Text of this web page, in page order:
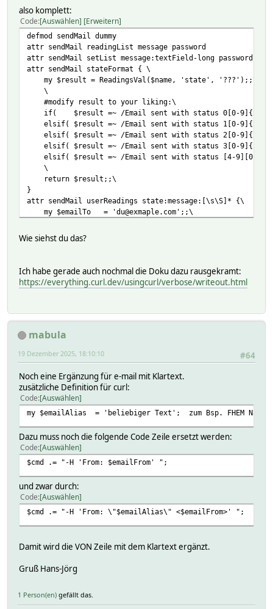
also komplett:
Code Auswählen Erweitern
defmod sendMail dummy
attr sendMail readingList message password
attr sendMail setList message:textField-long password
attr sendMail stateFormat { \
my $result = ReadingsVal($name, 'state', '???');;\
\
#modify result to your liking:\
if( $result =~ /Email sent with status 0[0-9]{2}/
elsif( $result =~ /Email sent with status 1[0-
elsif( $result =~ /Email sent with status 2[0-
elsif( $result =~ /Email sent with status 3[0-
elsif( $result =~ /Email sent with status [4-9][0-
\
return $result;;\
}
attr sendMail userReadings state:message:[\s\S]* {\
my $emailTo = 'du@exmaple.com';;\
my $emailServer = 'mail.your-server.de';;\
my @emailDateArray = split(' ', strftime("%w %d %m %Y
$emailDateArray[0] = (qw[Sun Mon Tue Wed Thu Fri
$emailDateArray[2] = (qw[Jan Feb Mar Apr May Jun Jul
# Passwort aus getKeyValue abrufen\
my ($err, $emailPass) =
return "Error retrieving password: $err";;\
}\
\
my $message = ReadingsVal($name, 'message', '???');;\
my $subject = "$name: FHEM Nachricht";;\
\
if ($message =~ s/
$subject = $1;;\
}\
\
# Empfänger extrahieren und aus der Nachricht
if ($message =~ s/(?:To|An)=["'](.*?)["']//) {\
$emailTo = $1;;\
}\
my @attachments;;\
while ($message =~ s/
my $file = $1;;\
return ">>$file<< not found, not sending email"
}\
Wie siehst du das?
Ich habe gerade auch nochmal die Doku dazu rausgekramt:
https://everything.curl.dev/usingcurl/verbose/writeout.html
mabula
#64
19 Dezember 2025, 18:10:10
Noch eine Ergänzung für e-mail mit Klartext.
zusätzliche Definition für curl:
Code Auswählen
my $emailAlias = 'beliebiger Text'; zum Bsp. FHEM
Dazu muss noch die folgende Code Zeile ersetzt werden:
Code Auswählen
$cmd .= "-H 'From: $emailFrom' ";
und zwar durch:
Code Auswählen
$cmd .= "-H 'From: \"$emailAlias\" <$emailFrom>' ";
Damit wird die VON Zeile mit dem Klartext ergänzt.
Gruß Hans-Jörg
1 Person(en) gefällt das.